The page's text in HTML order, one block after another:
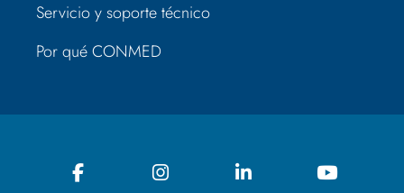
Servicio y soporte técnico
Por qué CONMED